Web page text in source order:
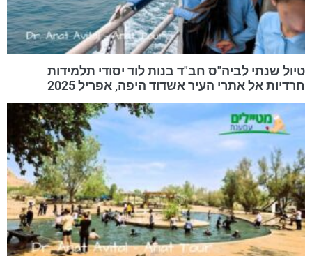
טיול שנתי לביה"ס חב"ד בנות לוד יסודי תלמידות
חרדיות אל אתרי העיר אשדוד היפה, אפריל 2025